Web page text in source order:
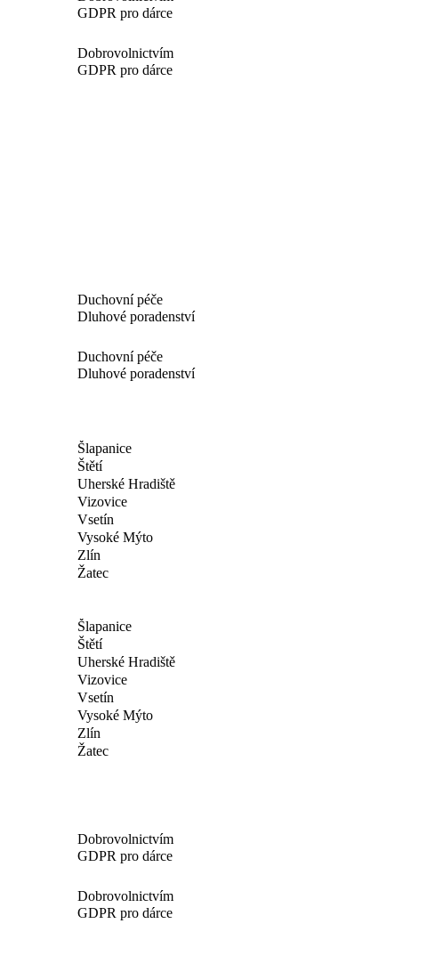
GDPR pro dárce
Dobrovolnictvím
GDPR pro dárce
Duchovní péče
Dluhové poradenství
Duchovní péče
Dluhové poradenství
Šlapanice
Štětí
Uherské Hradiště
Vizovice
Vsetín
Vysoké Mýto
Zlín
Žatec
Šlapanice
Štětí
Uherské Hradiště
Vizovice
Vsetín
Vysoké Mýto
Zlín
Žatec
Dobrovolnictvím
GDPR pro dárce
Dobrovolnictvím
GDPR pro dárce